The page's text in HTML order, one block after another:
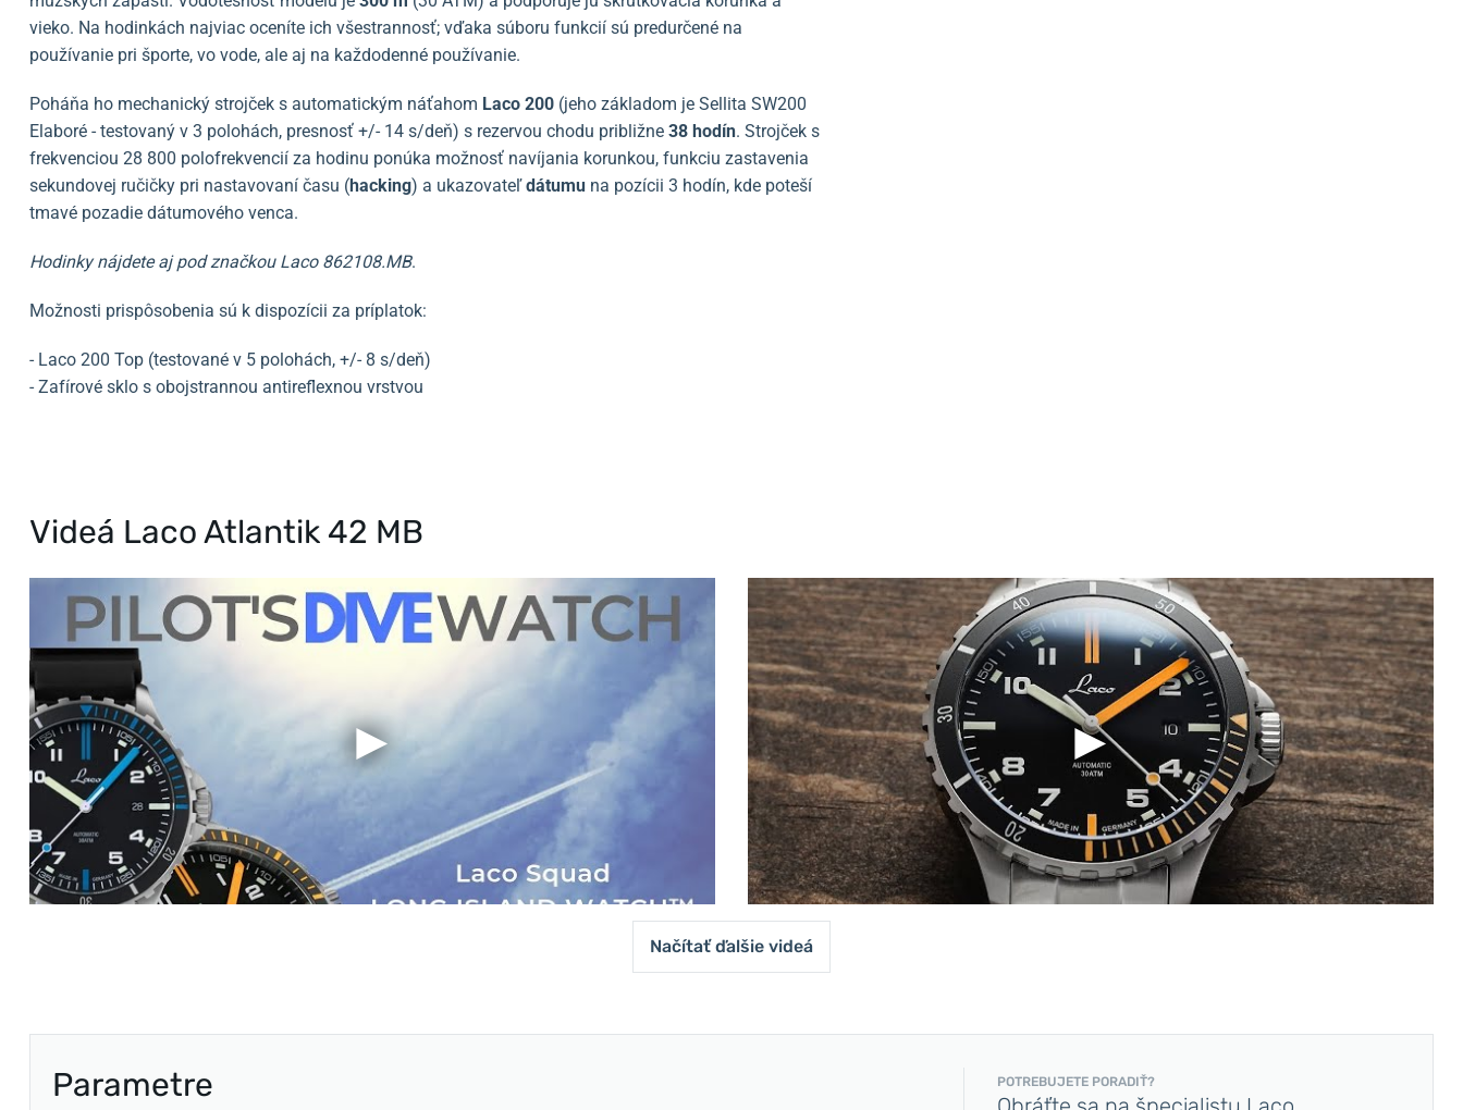
vieko. Na hodinkách najviac oceníte ich všestrannosť; vďaka súboru funkcií sú predurčené na
používanie pri športe, vo vode, ale aj na každodenné používanie.
Poháňa ho mechanický strojček s automatickým náťahom Laco 200 (jeho základom je Sellita SW200
Elaboré - testovaný v 3 polohách, presnosť +/- 14 s/deň) s rezervou chodu približne 38 hodín. Strojček s
frekvenciou 28 800 polofrekvencií za hodinu ponúka možnosť navíjania korunkou, funkciu zastavenia
sekundovej ručičky pri nastavovaní času (hacking) a ukazovateľdátumu na pozícii 3 hodín, kde poteší
tmavé pozadie dátumového venca.
Hodinky nájdete aj pod značkou Laco 862108.MB.
Možnosti prispôsobenia sú k dispozícii za príplatok:
- Laco 200 Top (testované v 5 polohách, +/- 8 s/deň)
- Zafírové sklo s obojstrannou antireflexnou vrstvou
Videá Laco Atlantik 42 MB
Načítať ďalšie videá
Parametre POTREBUJETE PORADIŤ?